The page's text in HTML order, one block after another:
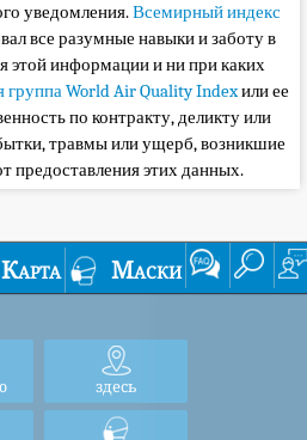
уведомления.Всемирный индекс
все разумные навыки и заботу в
этой информации и ни при каких
группа World Air Quality Indexили ее
по контракту, деликту или
травмы или ущерб, возникшие
предоставления этих данных.
Карта Маски
здесь